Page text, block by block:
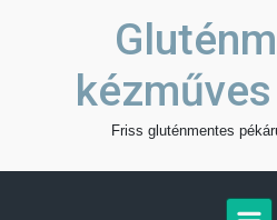
Friss gluténmentes